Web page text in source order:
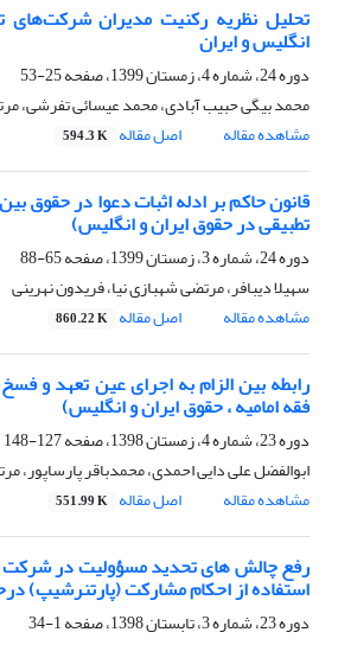
تحلیل نظریه رکنیت مدیران شرکت‌های
انگلیس و ایران
دوره 24، شماره 4، زمستان 1399، صفحه
25-53
محمد بیگی حبیب آبادی، محمد عیسائی تفرشی،
مشاهده مقاله
اصل مقاله 594.3 K
قانون حاکم بر ادله‌ ‌اثبات دعوا در حقوق
تطبیقی در حقوق ایران و انگلیس)
دوره 24، شماره 3، زمستان 1399، صفحه
65-88
سهیلا دیبافر، مرتضی شهبازی نیا، فریدون نهرینی
مشاهده مقاله
اصل مقاله 860.22 K
رابطه بین الزام به اجرای عین تعهد و
فقه امامیه ، حقوق ایران و انگلیس)
دوره 23، شماره 4، زمستان 1398، صفحه
127-148
ابوالفضل علی دایی احمدی، محمدباقر پارساپور،
مشاهده مقاله
اصل مقاله 551.99 K
رفع چالش های تحدید مسؤولیت در شرکت
استفاده از احکام مشارکت (پارتنرشیپ)
دوره 23، شماره 3، تابستان 1398، صفحه
1-34